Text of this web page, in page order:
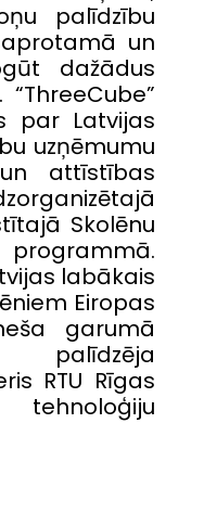
palīdzību
un
dažādus
par Latvijas
uzņēmumu
attīstības
Skolēnu
labākais
Eiropas
garumā
RTU Rīgas